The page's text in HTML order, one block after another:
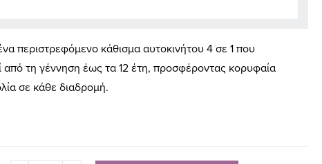
περιστρεφόμενο κάθισμα αυτοκινήτου 4 σε 1 που
από τη γέννηση έως τα 12 έτη, προσφέροντας κορυφαία
σε κάθε διαδρομή.